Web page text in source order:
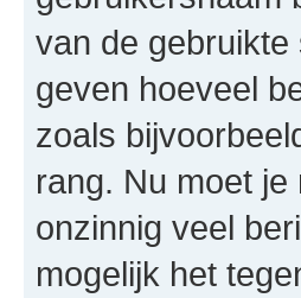
van de
geven hoeveel
zoals
rang. Nu moet
onzinnig veel
mogelijk het